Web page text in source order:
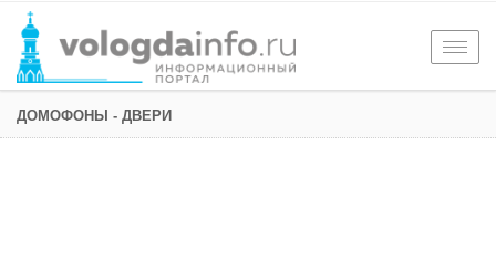
ДОМОФОНЫ - ДВЕРИ